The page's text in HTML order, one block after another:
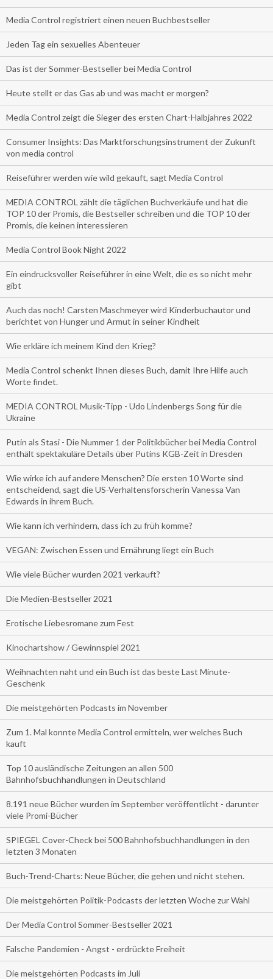
Media Control registriert einen neuen Buchbestseller
Jeden Tag ein sexuelles Abenteuer
Das ist der Sommer-Bestseller bei Media Control
Heute stellt er das Gas ab und was macht er morgen?
Media Control zeigt die Sieger des ersten Chart-Halbjahres 2022
Consumer Insights: Das Marktforschungsinstrument der Zukunft
von media control
Reiseführer werden wie wild gekauft, sagt Media Control
MEDIA CONTROL zählt die täglichen Buchverkäufe und hat die
TOP 10 der Promis, die Bestseller schreiben und die TOP 10 der
Promis, die keinen interessieren
Media Control Book Night 2022
Ein eindrucksvoller Reiseführer in eine Welt, die es so nicht mehr
gibt
Auch das noch! Carsten Maschmeyer wird Kinderbuchautor und
berichtet von Hunger und Armut in seiner Kindheit
Wie erkläre ich meinem Kind den Krieg?
Media Control schenkt Ihnen dieses Buch, damit Ihre Hilfe auch
Worte findet.
MEDIA CONTROL Musik-Tipp - Udo Lindenbergs Song für die
Ukraine
Putin als Stasi - Die Nummer 1 der Politikbücher bei Media Control
enthält spektakuläre Details über Putins KGB-Zeit in Dresden
Wie wirke ich auf andere Menschen? Die ersten 10 Worte sind
entscheidend, sagt die US-Verhaltensforscherin Vanessa Van
Edwards in ihrem Buch.
Wie kann ich verhindern, dass ich zu früh komme?
VEGAN: Zwischen Essen und Ernährung liegt ein Buch
Wie viele Bücher wurden 2021 verkauft?
Die Medien-Bestseller 2021
Erotische Liebesromane zum Fest
Kinochartshow / Gewinnspiel 2021
Weihnachten naht und ein Buch ist das beste Last Minute-
Geschenk
Die meistgehörten Podcasts im November
Zum 1. Mal konnte Media Control ermitteln, wer welches Buch
kauft
Top 10 ausländische Zeitungen an allen 500
Bahnhofsbuchhandlungen in Deutschland
8.191 neue Bücher wurden im September veröffentlicht - darunter
viele Promi-Bücher
SPIEGEL Cover-Check bei 500 Bahnhofsbuchhandlungen in den
letzten 3 Monaten
Buch-Trend-Charts: Neue Bücher, die gehen und nicht stehen.
Die meistgehörten Politik-Podcasts der letzten Woche zur Wahl
Der Media Control Sommer-Bestseller 2021
Falsche Pandemien - Angst - erdrückte Freiheit
Die meistgehörten Podcasts im Juli